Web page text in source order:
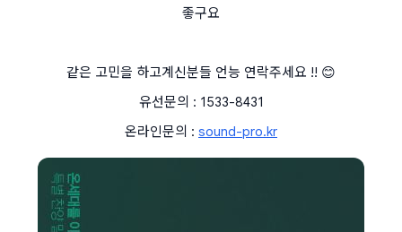
좋구요
같은 고민을 하고계신분들 언능 연락주세요 !! 😊
유선문의 : 1533-8431
온라인문의 : sound-pro.kr